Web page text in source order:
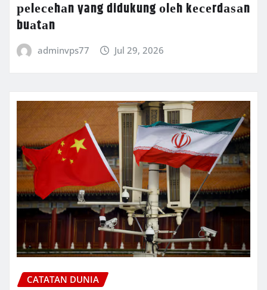
реlесеhаn yang didukung оlеh kесеrdаѕаn
buаtаn
adminvps77 Jul 29, 2026
CATATAN DUNIA